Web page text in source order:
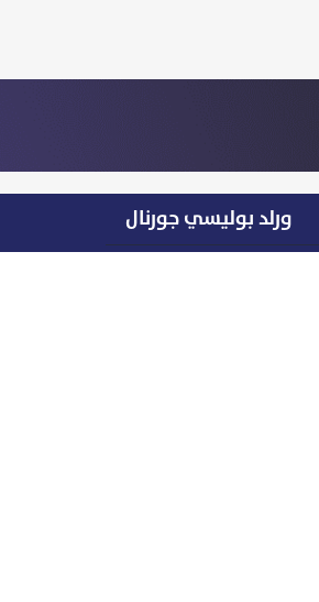
ورلد بوليسي جورنال